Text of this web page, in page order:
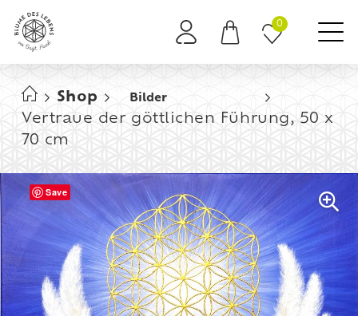
0
Shop Bilder
Vertraue der göttlichen Führung, 50 x
70 cm
Save